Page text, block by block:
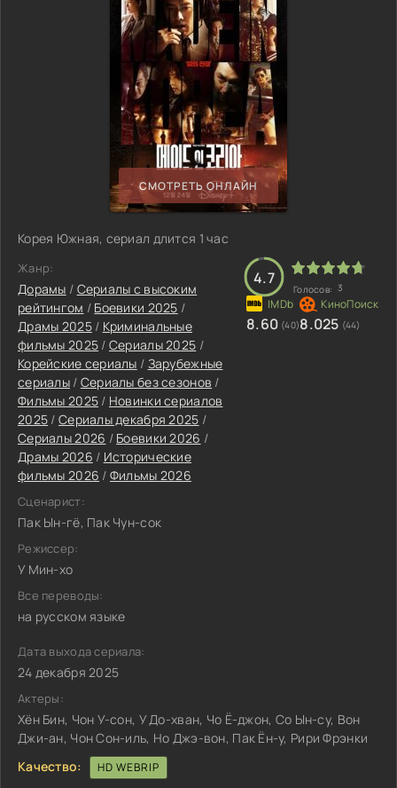
СМОТРЕТЬ ОНЛАЙН
Корея Южная, сериал длится 1 час
Жанр:
Дорамы / Сериалы с высоким
рейтингом / Боевики 2025 /
Драмы 2025/ Криминальные
фильмы 2025 / Сериалы 2025 /
Корейские сериалы / Зарубежные
сериалы/ Сериалы без сезонов /
Фильмы 2025 / Новинки сериалов
2025 / Сериалы декабря 2025 /
Сериалы 2026 / Боевики 2026 /
Драмы 2026 / Исторические
фильмы 2026 / Фильмы 2026
Сценарист:
Пак Ын-гё, Пак Чун-сок
Режиссер:
У Мин-хо
Все переводы:
на русском языке
4.7
Голосов: 3
8.60 (40)8.025 (44)
Дата выхода сериала:
24 декабря 2025
Актеры:
Хён Бин, Чон У-сон, У До-хван, Чо Ё-джон, Со Ын-су, Вон
Джи-ан, Чон Сон-иль, Но Джэ-вон, Пак Ён-у, Рири Фрэнки
Качество:
HD WEBRIP